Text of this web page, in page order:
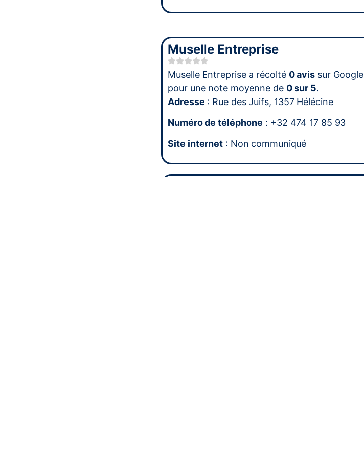
Muselle Entreprise
Muselle Entreprise a récolté 0 avissur Google
pour une note moyenne de 0 sur 5.
Adresse : Rue des Juifs, 1357 Hélécine
Numéro de téléphone : +32 474 17 85 93
Site internet: Non communiqué